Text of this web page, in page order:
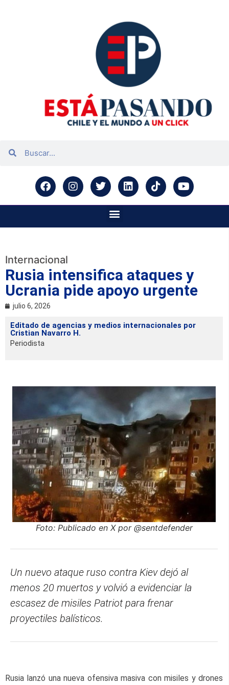
Internacional
Rusia intensifica ataques y
Ucrania pide apoyo urgente
julio 6, 2026
Editado de agencias y medios internacionales por
Cristian Navarro H.
Periodista
Foto: Publicado en X por @sentdefender
Un nuevo ataque ruso contra Kiev dejó al
menos 20 muertos y volvió a evidenciar la
escasez de misiles Patriot para frenar
proyectiles balísticos.
Rusia lanzó una nueva ofensiva masiva con misiles y drones